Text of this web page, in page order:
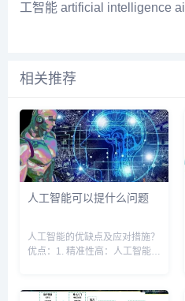
工智能 artificial intelligence ai
相关推荐
人工智能可以提什么问题
人工智能的优缺点及应对措施？
优点：1. 精准性高：人工智能可
策更加科学化。2. 高效性强：人